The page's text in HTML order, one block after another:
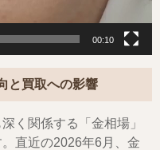
00:10
と買取への影響
く関係する「金相場」
直近の2026年6月、金